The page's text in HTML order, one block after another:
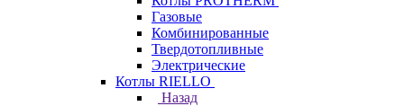
Газовые
Комбинированные
Твердотопливные
Электрические
Котлы RIELLO
Назад